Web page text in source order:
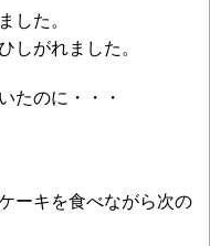
した。
しがれました。
たのに・・・
ーキを食べながら次の